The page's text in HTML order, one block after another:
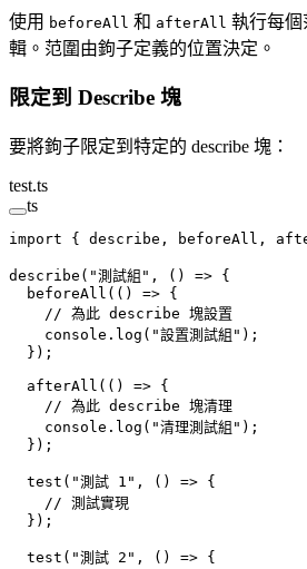
使用 beforeAll 和 afterAll 執行每個
輯。范圍由鉤子定義的位置決定。
限定到 Describe 塊
要將鉤子限定到特定的 describe 塊：
test.ts
ts
import { describe, beforeAll,
describe ( "測試組" , () => {
  beforeAll
(() => {
    // 為此 describe 塊設置
    console.
log ( "設置測試組" );
  });
  afterAll
(() => {
    // 為此 describe 塊清理
    console.
log ( "清理測試組" );
  });
  test
( "測試 1" , () => {
    // 測試實現
  });
  test
( "測試 2" , () => {